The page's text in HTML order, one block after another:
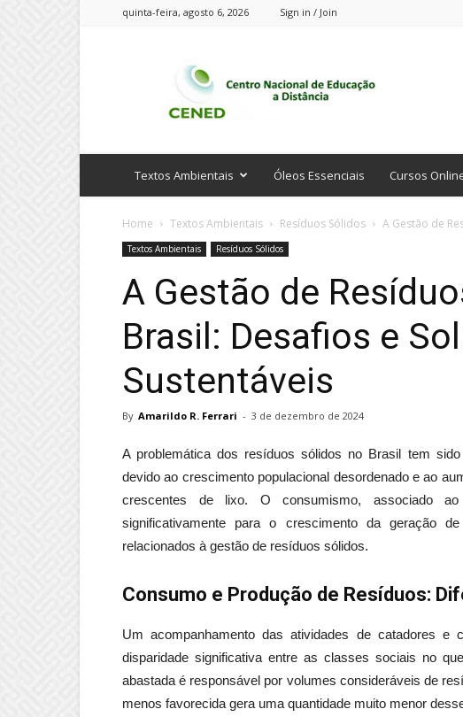
quinta-feira, agosto 6, 2026 Sign in / Join
Cursos
Online
Textos Ambientais Óleos Essenciais Cursos
Home Textos Ambientais Resíduos Sólidos A Gestão de
Textos Ambientais Resíduos Sólidos
A Gestão de
Brasil: Desafios e
Sustentáveis
By Amarildo R. Ferrari - 3 de dezembro de 2024
A problemática dos resíduos sólidos no Brasil tem
devido ao crescimento populacional desordenado e ao
crescentes de lixo. O consumismo, associado
significativamente para o crescimento da geração
relacionados à gestão de resíduos sólidos.
Consumo e Produção de Resíduos:
Um acompanhamento das atividades de catadores
disparidade significativa entre as classes sociais no
abastada é responsável por volumes consideráveis de
menos favorecida gera uma quantidade muito menor